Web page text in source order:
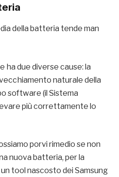
della batteria tende man
ha due diverse cause: la
naturale della
software (il Sistema
più correttamente lo
porvi rimedio se non
nuova batteria, per la
tool nascosto dei Samsung